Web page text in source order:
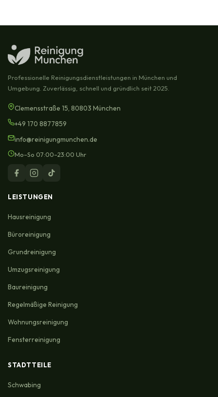
Professionelle Reinigungsdienstleistungen in München und
Umgebung. Zuverlässig, schnell und gründlich seit 2025.
Clemensstraße 15, 80803 München
+49 170 8877859
info@reinigungmunchen.de
Mo–So 07:00–23:00 Uhr
LEISTUNGEN
Hausreinigung
Büroreinigung
Grundreinigung
Umzugsreinigung
Baureinigung
Regelmäßige Reinigung
Wohnungsreinigung
Fensterreinigung
STADTTEILE
Schwabing